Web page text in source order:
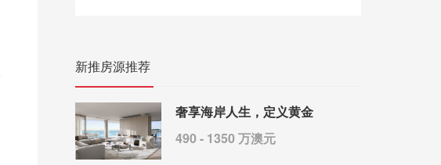
新推房源推荐
奢享海岸人生，定义黄金
490 - 1350 万澳元